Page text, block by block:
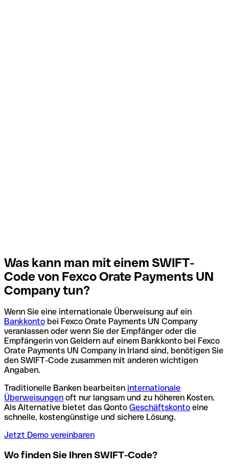
Was kann man mit einem SWIFT-
Code von Fexco Orate Payments UN
Company tun?
Wenn Sie eine internationale Überweisung auf ein
Bankkonto bei Fexco Orate Payments UN Company
veranlassen oder wenn Sie der Empfänger oder die
Empfängerin von Geldern auf einem Bankkonto bei Fexco
Orate Payments UN Company in Irland sind, benötigen Sie
den SWIFT-Code zusammen mit anderen wichtigen
Angaben.
Traditionelle Banken bearbeiten internationale
Überweisungen oft nur langsam und zu höheren Kosten.
Als Alternative bietet das Qonto Geschäftskonto eine
schnelle, kostengünstige und sichere Lösung.
Jetzt Demo vereinbaren
Wo finden Sie Ihren SWIFT-Code?